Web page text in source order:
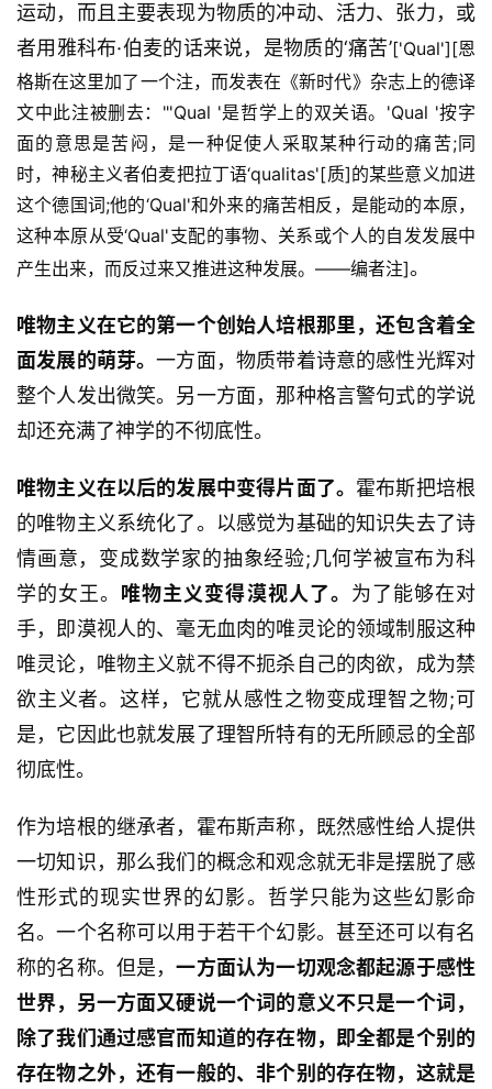
首
页
文
章
分
类
专
题
运动，而且主要表现为物质的冲动、活力、张力，或
者用雅科布·伯麦的话来说，是物质的‘痛苦’['Qual'][恩
格斯在这里加了一个注，而发表在《新时代》杂志上的德译
文中此注被删去："'Qual '是哲学上的双关语。'Qual '按字
面的意思是苦闷，是一种促使人采取某种行动的痛苦;同
时，神秘主义者伯麦把拉丁语‘qualitas'[质]的某些意义加进
这个德国词;他的‘Qual'和外来的痛苦相反，是能动的本原，
这种本原从受‘Qual'支配的事物、关系或个人的自发发展中
产生出来，而反过来又推进这种发展。——编者注]。
唯物主义在它的第一个创始人培根那里，还包含着全
面发展的萌芽。一方面，物质带着诗意的感性光辉对
整个人发出微笑。另一方面，那种格言警句式的学说
却还充满了神学的不彻底性。
唯物主义在以后的发展中变得片面了。 霍布斯把培根
的唯物主义系统化了。以感觉为基础的知识失去了诗
情画意，变成数学家的抽象经验;几何学被宣布为科
学的女王。 唯物主义变得漠视人了。 为了能够在对
手，即漠视人的、毫无血肉的唯灵论的领域制服这种
唯灵论，唯物主义就不得不扼杀自己的肉欲，成为禁
欲主义者。这样，它就从感性之物变成理智之物;可
是，它因此也就发展了理智所特有的无所顾忌的全部
彻底性。
作为培根的继承者，霍布斯声称，既然感性给人提供
一切知识，那么我们的概念和观念就无非是摆脱了感
性形式的现实世界的幻影。哲学只能为这些幻影命
名。一个名称可以用于若干个幻影。甚至还可以有名
称的名称。但是，一方面认为一切观念都起源于感性
世界，另一方面又硬说一个词的意义不只是一个词，
除了我们通过感官而知道的存在物，即全都是个别的
存在物之外，还有一般的、非个别的存在物，这就是